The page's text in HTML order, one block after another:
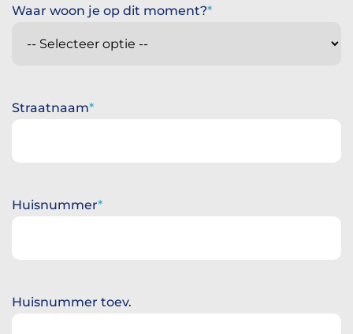
Waar woon je op dit moment?
Straatnaam
Huisnummer
Huisnummer toev.